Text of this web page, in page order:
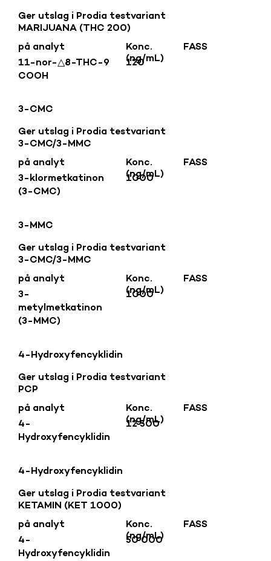
11-nor-△8-THC-9
COOH
MARIJUANA (THC 200)
120
på analyt
Konc.
(ng/mL)
Ger utslag i Prodia testvariant
FASS
3-CMC
3-klormetkatinon
(3-CMC)
3-CMC/3-MMC
1000
på analyt
Konc.
(ng/mL)
Ger utslag i Prodia testvariant
FASS
3-MMC
3-
metylmetkatinon
(3-MMC)
3-CMC/3-MMC
1000
på analyt
Konc.
(ng/mL)
Ger utslag i Prodia testvariant
FASS
4-Hydroxyfencyklidin
4-
Hydroxyfencyklidin
PCP
12 500
på analyt
Konc.
(ng/mL)
Ger utslag i Prodia testvariant
FASS
4-Hydroxyfencyklidin
4-
Hydroxyfencyklidin
KETAMIN (KET 1000)
50 000
på analyt
Konc.
(ng/mL)
Ger utslag i Prodia testvariant
FASS